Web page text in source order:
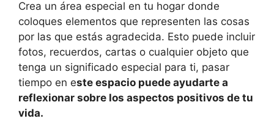
Crea un área especial en tu hogar donde
coloques elementos que representen las cosas
por las que estás agradecida. Esto puede incluir
fotos, recuerdos, cartas o cualquier objeto que
tenga un significado especial para ti, pasar
tiempo en este espacio puede ayudarte a
reflexionar sobre los aspectos positivos de tu
vida.